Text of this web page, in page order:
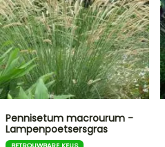
Pennisetum macrourum -
Lampenpoetsersgras